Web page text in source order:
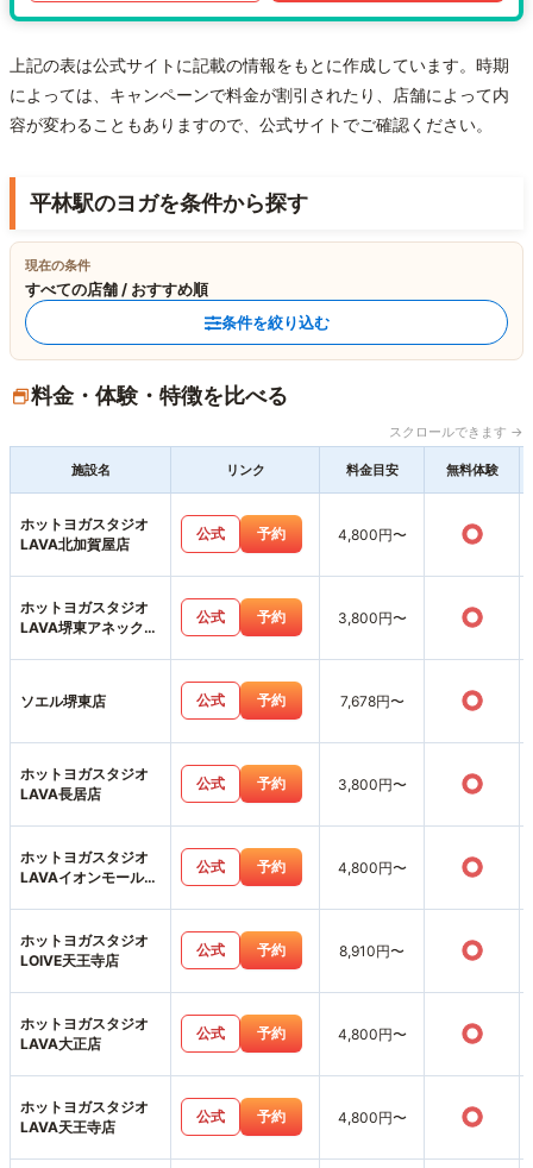
上記の表は公式サイトに記載の情報をもとに作成しています。時期
によっては、キャンペーンで料金が割引されたり、店舗によって内
容が変わることもありますので、公式サイトでご確認ください。
平林駅のヨガを条件から探す
現在の条件
すべての店舗 / おすすめ順
条件を絞り込む
料金・体験・特徴を比べる
スクロールできます →
施設名 リンク 料金目安 無料体験
ホットヨガスタジオ
LAVA北加賀屋店
公式 予約 4,800円〜 ○
ホットヨガスタジオ
LAVA堺東アネックス
公式 予約 3,800円〜 ○
ソエル堺東店 公式 予約 7,678円〜 ○
ホットヨガスタジオ
LAVA長居店
公式 予約 3,800円〜 ○
ホットヨガスタジオ
LAVAイオンモール堺
公式 予約 4,800円〜 ○
ホットヨガスタジオ
LOIVE天王寺店
公式 予約 8,910円〜 ○
ホットヨガスタジオ
LAVA大正店
公式 予約 4,800円〜 ○
ホットヨガスタジオ
LAVA天王寺店
公式 予約 4,800円〜 ○